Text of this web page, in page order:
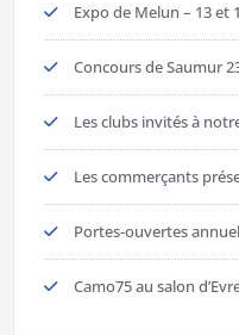
Expo de Melun – 13 et
Concours de Saumur
Les clubs invités à
Les commerçants
Portes-ouvertes
Camo75 au salon